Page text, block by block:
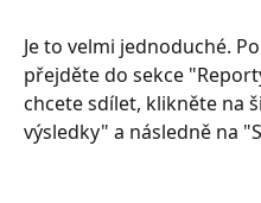
Je to velmi jednoduché.
přejděte do sekce
chcete sdílet, klikněte na
výsledky" a následně na